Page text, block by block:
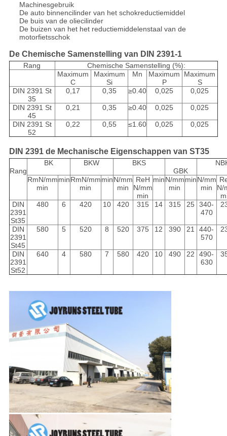
Machinesgebruik
De auto binnencilinder van het schokreductiemiddel
De buis van de oliecilinder
De buizen van het het reductiemiddelenstaal van de
motorfietsschok
De Chemische Samenstelling van DIN 2391-1
Rang
Chemische Samenstelling (%):
Maximum
C
Maximum
Si
Mn
Maximum
P
Maximum
S
DIN 2391 St
35
0,17 0,35 ≥0.40 0,025 0,025
DIN 2391 St
45
0,21 0,35 ≥0.40 0,025 0,025
DIN 2391 St
52
0,22 0,55 ≤1.60 0,025 0,025
DIN 2391 de Mechanische Eigenschappen van ST35
Rang
BK BKW
BKS
GBK
RmN/mm
min
minRmN/mm
min
minN/mm
min
ReH
N/mm
min
minN/mm
min
minN/mm
min
N/
DIN
2391
St35
480 6 420 10 420 315 14 315 25
340-
470
DIN
2391
St45
580 5 520 8 520 375 12 390 21
440-
570
DIN
2391
St52
640 4 580 7 580 420 10 490 22
490-
630